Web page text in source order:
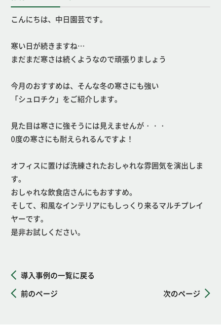
こんにちは、中日園芸です。
寒い日が続きますね…
まだまだ寒さは続くようなので頑張りましょう
今月のおすすめは、そんな冬の寒さにも強い
「シュロチク」をご紹介します。
見た目は寒さに強そうには見えませんが・・・
0度の寒さにも耐えられるんですよ！
オフィスに置けば洗練されたおしゃれな雰囲気を演出しま
す。
おしゃれな飲食店さんにもおすすめ。
そして、和風なインテリアにもしっくり来るマルチプレイ
ヤーです。
是非お試しください。
導入事例の一覧に戻る
前のページ
次のページ